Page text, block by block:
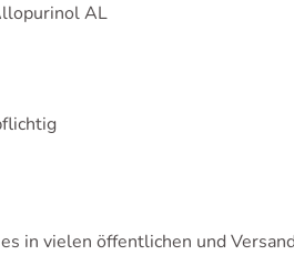
AL
in vielen öffentlichen und